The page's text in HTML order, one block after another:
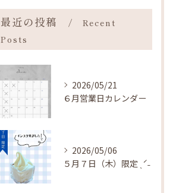
最近の投稿
Recent
Posts
2026/05/21
６月営業日カレンダー
2026/05/06
５月７日（木）限定 ˎˊ˗